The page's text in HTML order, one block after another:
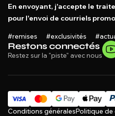
Restons connectés
Restez sur la "piste" avec nous
En envoyant, j'accepte le
pour l'envoi de courriels
#remises #exclusivités
Conditions généralesPolitique